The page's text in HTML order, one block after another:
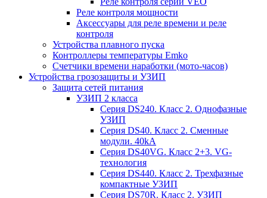
Реле контроля мощности
Аксессуары для реле времени и реле
контроля
Устройства плавного пуска
Контроллеры температуры Emko
Счетчики времени наработки (мото-часов)
Устройства грозозащиты и УЗИП
Защита сетей питания
УЗИП 2 класса
Серия DS240. Класс 2. Однофазные
УЗИП
Серия DS40. Класс 2. Сменные
модули. 40kA
Серия DS40VG. Класс 2+3. VG-
технология
Серия DS440. Класс 2. Трехфазные
компактные УЗИП
Серия DS70R. Класс 2. УЗИП